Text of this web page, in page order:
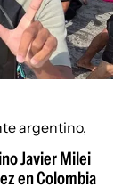
Javier Milei
en Colombia